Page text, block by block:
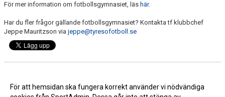
För mer information om fotbollsgymnasiet, läs här.
Har du fler frågor gällande fotbollsgymnasiet? Kontakta tf klubbchef
Jeppe Mauritzson via jeppe@tyresofotboll.se
Nyhetsarkiv
För att hemsidan ska fungera korrekt använder vi nödvändiga